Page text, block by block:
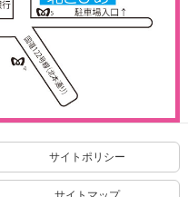
サイトポリシー